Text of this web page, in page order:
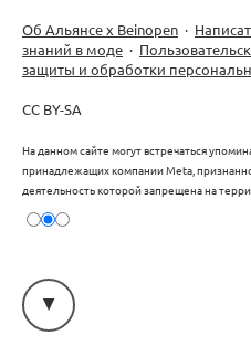
Об Альянсе х Beinopen ·
знаний в моде ·
защиты и обработки
CC BY-SA
На данном сайте могут встречаться
принадлежащих компании Meta,
деятельность которой запрещена на